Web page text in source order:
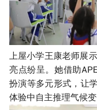
上屋小学王康老师展
亮点纷呈。她借助
扮演等多元形式，让
体验中自主推理气候变